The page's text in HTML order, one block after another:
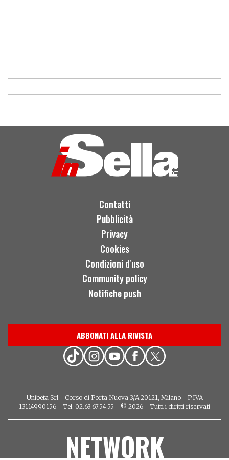
Contatti
Pubblicità
Privacy
Cookies
Condizioni d'uso
Community policy
Notifiche push
ABBONATI ALLA RIVISTA
Unibeta Srl - Corso di Porta Nuova 3/A 20121, Milano - P.IVA
13114990156 - Tel: 02.63.67.54.55 - © 2026 - Tutti i diritti riservati
NETWORK